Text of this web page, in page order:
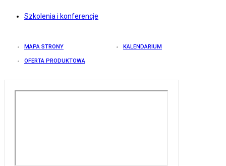
Szkolenia i konferencje
MAPA STRONY KALENDARIUM
OFERTA PRODUKTOWA